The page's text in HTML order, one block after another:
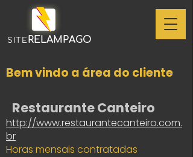
SITERELAMPAGO
Bem vindo a área do cliente
Restaurante Canteiro
http://www.restaurantecanteiro.com.
br
Horas mensais contratadas